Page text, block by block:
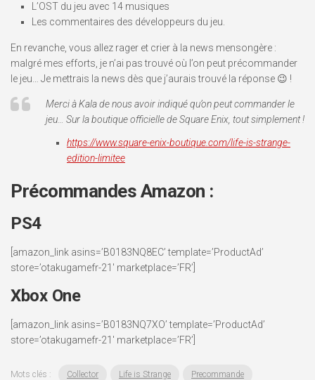
L’OST du jeu avec 14 musiques
Les commentaires des développeurs du jeu.
En revanche, vous allez rager et crier à la news mensongère :
malgré mes efforts, je n’ai pas trouvé où l’on peut précommander
le jeu… Je mettrais la news dès que j’aurais trouvé la réponse 😉 !
Merci à Kala de nous avoir indiqué qu’on peut commander le
jeu… Sur la boutique officielle de Square Enix, tout simplement !
https://www.square-enix-boutique.com/life-is-strange-
edition-limitee
Précommandes Amazon :
PS4
[amazon_link asins=’B0183NQ8EC’ template=’ProductAd’
store=’otakugamefr-21′ marketplace=’FR’]
Xbox One
[amazon_link asins=’B0183NQ7XO’ template=’ProductAd’
store=’otakugamefr-21′ marketplace=’FR’]
Mots clés : Collector Life is Strange Precommande